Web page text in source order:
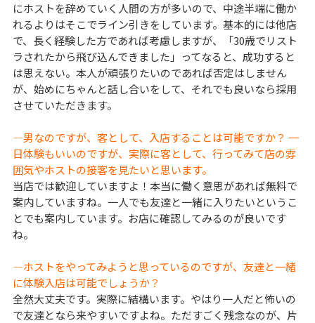
にホストを辞めていく人間の方が多いので、中途半端に働か
れるよりはそこでライン引きをしています。基本的には他店
で、長く経験した方であれば考慮しますが、「30歳でリスト
ラされたから飛び込んできました」ってなると、成功すると
は思えない。本人が頑張りたいのであれば否定はしません
が、始めにちゃんと話し合いをして、それでも良いなら採用
させていただきます。
―男なのですが、客として、入店することは可能ですか？ 一
日体験もいいのですが、実際に客として、行ってみて店の雰
囲気やホストの接客を見たいと思います。
当店では歓迎していますよ！本当に働く意思があれば無料で
案内していますね。一人でも友達と一緒に入りたいというこ
とでも案内しています。お店に確認してみるのが良いです
ね。
―ホストをやってみようと思っているのですが、友達と一緒
に体験入店は可能でしょうか？
全然大丈夫です。実際に結構います。やはり一人だと怖いの
で友達となら来やすいですよね。ただすごく残念なのが、片